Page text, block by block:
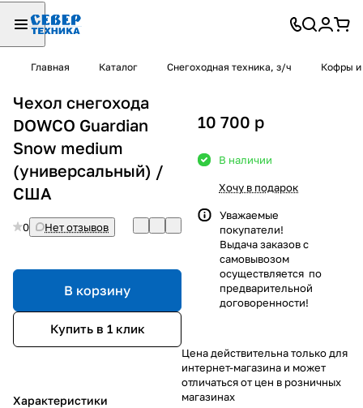
Главная Каталог Снегоходная техника, з/ч Кофры и
Чехол снегохода
DOWCO Guardian
Snow medium
(универсальный) /
США
0 Нет отзывов
В корзину
Купить в 1 клик
Характеристики
10 700 p
В наличии
Хочу в подарок
Уважаемые
покупатели!
Выдача заказов с
самовывозом
осуществляется по
предварительной
договоренности!
Цена действительна только для
интернет-магазина и может
отличаться от цен в розничных
магазинах